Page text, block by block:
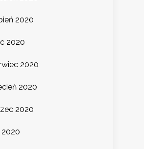
2020
2020
2020
2020
2020